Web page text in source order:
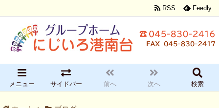
メニュー サイドバー 前へ 次へ 検索
RSS Feedly